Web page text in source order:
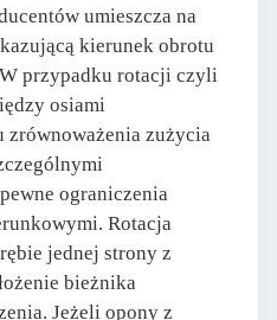
umieszcza na
kierunek obrotu
przypadku rotacji czyli
osiami
zrównoważenia zużycia
ograniczenia
Rotacja
jednej strony z
bieżnika
Jeżeli opony z